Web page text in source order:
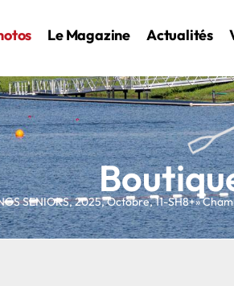
Le Magazine Actualités
SENIORS,2025,Octobre,11-SH8+»